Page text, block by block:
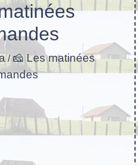
/ 🧀 Les matinées